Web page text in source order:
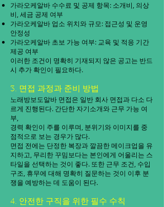
가라오케알바 수수료 및 공제 항목: 소개비, 의상
비, 세금 공제 여부
가라오케알바 업소 위치와 규모: 접근성 및 운영
안정성
가라오케알바 초보 가능 여부: 교육 및 적응 기간
제공 여부
이러한 조건이 명확히 기재되지 않은 공고는 반드
시 추가 확인이 필요하다.
3. 면접 과정과 준비 방법
노래방보도알바 면접은 일반 회사 면접과 다소 다
르게 진행된다. 간단한 자기소개와 근무 가능 여
부,
경력 확인이 주를 이루며, 분위기와 이미지를 중
점적으로 보는 경우가 많다.
면접 전에는 단정한 복장과 깔끔한 메이크업을 유
지하고, 무리한 꾸밈보다는 본인에게 어울리는 스
타일을 선택하는 것이 좋다. 또한 근무 조건, 수입
구조, 휴무에 대해 명확히 질문하는 것이 이후 분
쟁을 예방하는 데 도움이 된다.
4. 안전한 구직을 위한 필수 수칙